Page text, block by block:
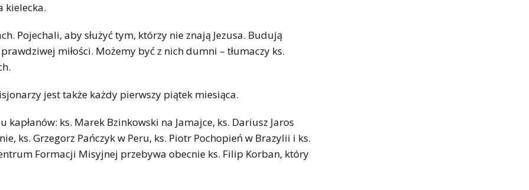
kielecka.
Pojechali, aby służyć tym, którzy nie znają Jezusa. Budują
miłości. Możemy być z nich dumni – tłumaczy ks.
jest także każdy pierwszy piątek miesiąca.
ks. Marek Bzinkowski na Jamajce, ks. Dariusz Jaros
ks. Grzegorz Pańczyk w Peru, ks. Piotr Pochopień w Brazylii i ks.
Formacji Misyjnej przebywa obecnie ks. Filip Korban, który